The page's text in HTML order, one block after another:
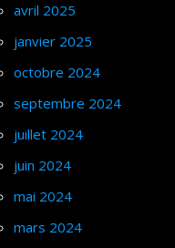
avril 2025
janvier 2025
octobre 2024
septembre 2024
juillet 2024
juin 2024
mai 2024
mars 2024